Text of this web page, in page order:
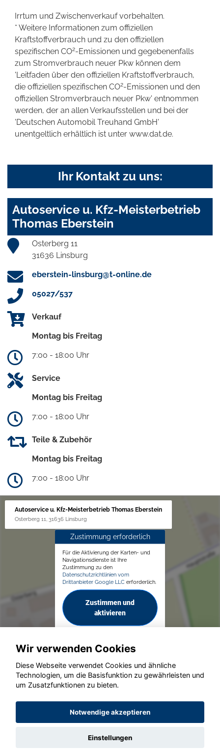
Irrtum und Zwischenverkauf vorbehalten.
* Weitere Informationen zum offiziellen
Kraftstoffverbrauch und zu den offiziellen
spezifischen CO2-Emissionen und gegebenenfalls
zum Stromverbrauch neuer Pkw können dem
'Leitfaden über den offiziellen Kraftstoffverbrauch,
die offiziellen spezifischen CO2-Emissionen und den
offiziellen Stromverbrauch neuer Pkw' entnommen
werden, der an allen Verkaufsstellen und bei der
'Deutschen Automobil Treuhand GmbH'
unentgeltlich erhältlich ist unter www.dat.de.
Ihr Kontakt zu uns:
Autoservice u. Kfz-Meisterbetrieb
Thomas Eberstein
Osterberg 11
31636 Linsburg
eberstein-linsburg@t-online.de
05027/537
Verkauf
Montag bis Freitag
7:00 - 18:00 Uhr
Service
Montag bis Freitag
7:00 - 18:00 Uhr
Teile & Zubehör
Montag bis Freitag
7:00 - 18:00 Uhr
Autoservice u. Kfz-Meisterbetrieb Thomas Eberstein
Osterberg 11, 31636 Linsburg
Zustimmung erforderlich
Für die Aktivierung der Karten- und
Navigationsdienste ist Ihre
Zustimmung zu den
Datenschutzrichtlinien vom
Drittanbieter Google LLC erforderlich.
Zustimmen und
aktivieren
© konjunkturmotor.de GmbH 2020 - 2026
Wir verwenden Cookies
Diese Webseite verwendet Cookies und ähnliche
Technologien, um die Basisfunktion zu gewährleisten und
um Zusatzfunktionen zu bieten.
Notwendige akzeptieren
Einstellungen